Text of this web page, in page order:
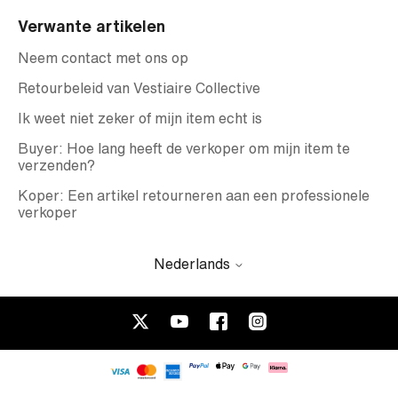
Verwante artikelen
Neem contact met ons op
Retourbeleid van Vestiaire Collective
Ik weet niet zeker of mijn item echt is
Buyer: Hoe lang heeft de verkoper om mijn item te
verzenden?
Koper: Een artikel retourneren aan een professionele
verkoper
Nederlands